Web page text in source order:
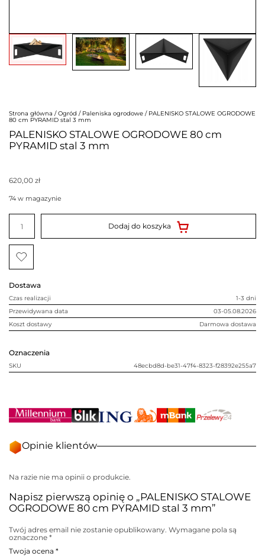
Strona główna /Ogród / Paleniska ogrodowe / PALENISKO STALOWE OGRODOWE
80 cm PYRAMID stal 3 mm
PALENISKO STALOWE OGRODOWE 80 cm
PYRAMID stal 3 mm
Dostawa
Czas realizacji
1-3 dni
Przewidywana data
03-05.08.2026
Koszt dostawy
Darmowa dostawa
Oznaczenia
SKU 48ecbd8d-be31-47f4-8323-f28392e255a7
620,00 zł
74 w magazynie
ilość
PALENISKO
OGRODOWE
80
cm
PYRAMID
stal
mm
Dodaj do koszyka
Opinie klientów
Na razie nie ma opinii o produkcie.
Napisz pierwszą opinię o „PALENISKO STALOWE
OGRODOWE 80 cm PYRAMID stal 3 mm”
Twój adres email nie zostanie opublikowany. Wymagane pola są
oznaczone *
Twoja ocena *